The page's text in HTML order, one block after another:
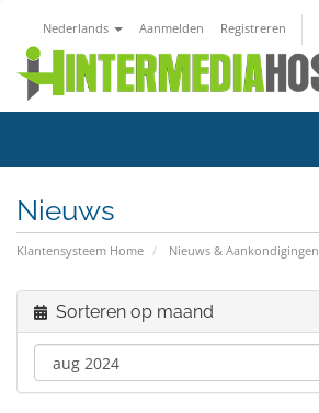
Nederlands Aanmelden Registreren
Nieuws
Klantensysteem Home Nieuws & Aankondigingen
Sorteren op maand